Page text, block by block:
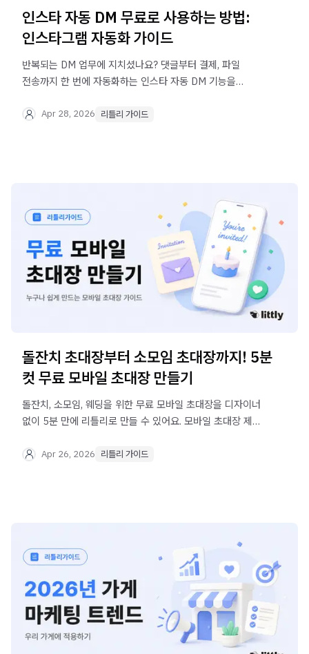
인스타 자동 DM 무료로 사용하는 방법:
인스타그램 자동화 가이드
반복되는 DM 업무에 지치셨나요? 댓글부터 결제, 파일
전송까지 한 번에 자동화하는 인스타 자동 DM 기능을
Apr 28, 2026 리틀리 가이드
돌잔치 초대장부터 소모임 초대장까지! 5분
컷 무료 모바일 초대장 만들기
돌잔치, 소모임, 웨딩을 위한 무료 모바일 초대장을 디자이너
없이 5분 만에 리틀리로 만들 수 있어요. 모바일 초대장 제작
Apr 26, 2026 리틀리 가이드